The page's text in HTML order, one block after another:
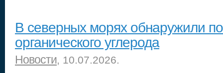
В северных морях обнаружили
органического углерода
Новости, 10.07.2026.